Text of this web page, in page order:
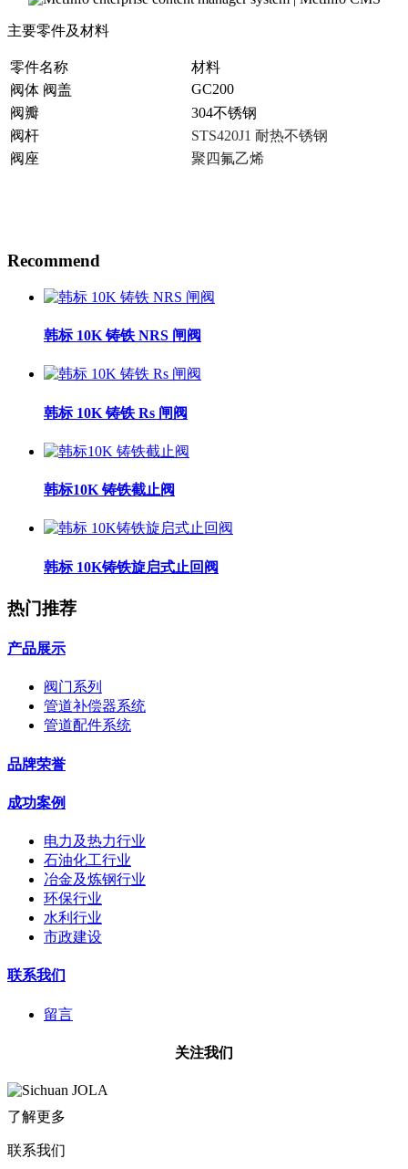
主要零件及材料
零件名称
材料
阀体 阀盖
GC200
阀瓣
304不锈钢
阀杆
STS420J1 耐热不锈钢
阀座
聚四氟乙烯
Recommend
韩标 10K 铸铁 NRS 闸阀
韩标 10K 铸铁 Rs 闸阀
韩标10K 铸铁截止阀
韩标 10K铸铁旋启式止回阀
热门推荐
产品展示
阀门系列
管道补偿器系统
管道配件系统
品牌荣誉
成功案例
电力及热力行业
石油化工行业
冶金及炼钢行业
环保行业
水利行业
市政建设
联系我们
留言
关注我们
了解更多
联系我们